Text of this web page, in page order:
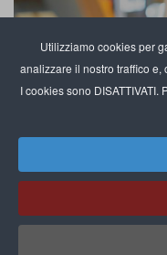
Utilizziamo cookies per
analizzare il nostro traffico
I cookies sono
Nella scorsa estate gli